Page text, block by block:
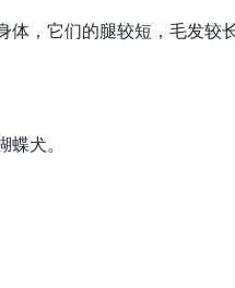
体，它们的腿较短，毛发较
犬。